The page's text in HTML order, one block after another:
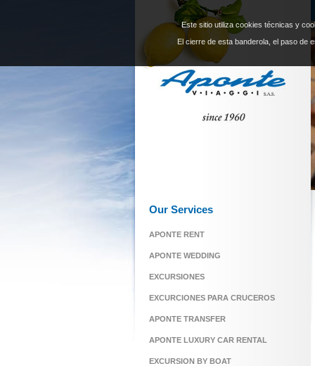
Este sitio utiliza cookies técnicas y
El cierre de esta banderola, el paso de
Our Services
APONTE RENT
APONTE WEDDING
EXCURSIONES
EXCURCIONES PARA CRUCEROS
APONTE TRANSFER
APONTE LUXURY CAR RENTAL
EXCURSION BY BOAT